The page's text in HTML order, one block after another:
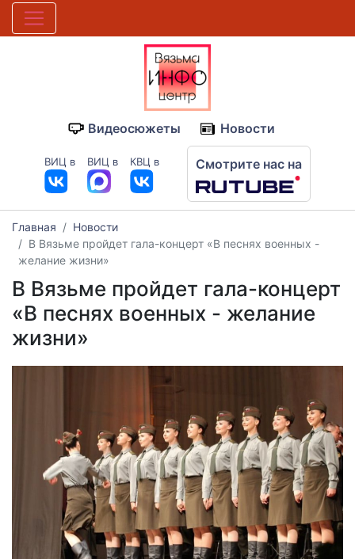
Видеосюжеты Новости
ВИЦ в ВИЦ в КВЦ в Смотрите нас на
Главная
Новости
В Вязьме пройдет гала-концерт «В песнях военных -
желание жизни»
В Вязьме пройдет гала-концерт
«В песнях военных - желание
жизни»